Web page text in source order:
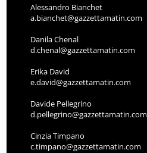
Alessandro Bianchet
a.bianchet@gazzettamatin.com
Danila Chenal
d.chenal@gazzettamatin.com
Erika David
e.david@gazzettamatin.com
Davide Pellegrino
d.pellegrino@gazzettamatin.com
Cinzia Timpano
c.timpano@gazzettamatin.com